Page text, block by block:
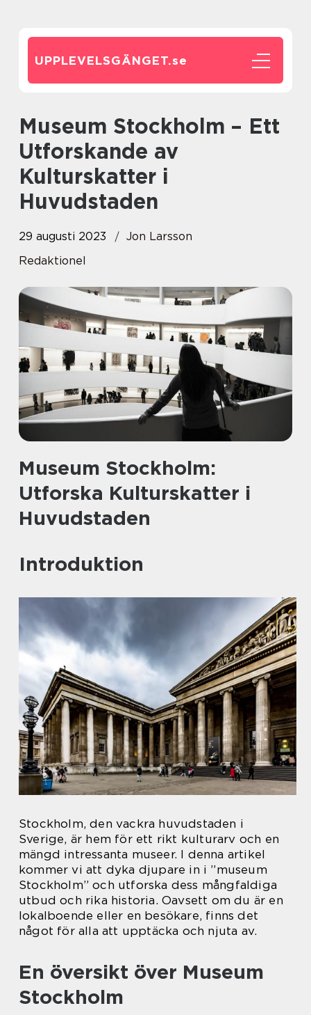
UPPLEVELSGÄNGET.se
Museum Stockholm – Ett
Utforskande av
Kulturskatter i
Huvudstaden
29 augusti 2023
Jon Larsson
Redaktionel
Museum Stockholm:
Utforska Kulturskatter i
Huvudstaden
Introduktion
Stockholm, den vackra huvudstaden i
Sverige, är hem för ett rikt kulturarv och en
mängd intressanta museer. I denna artikel
kommer vi att dyka djupare in i ”museum
Stockholm” och utforska dess mångfaldiga
utbud och rika historia. Oavsett om du är en
lokalboende eller en besökare, finns det
något för alla att upptäcka och njuta av.
En översikt över Museum
Stockholm